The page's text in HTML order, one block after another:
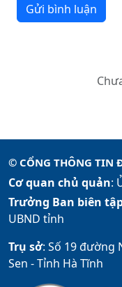
Gửi bình luận
© CỔNG THÔNG TIN
Cơ quan chủ quản:
Trưởng Ban biên
UBND tỉnh
Trụ sở: Số 19 đường
Sen - Tỉnh Hà Tĩnh